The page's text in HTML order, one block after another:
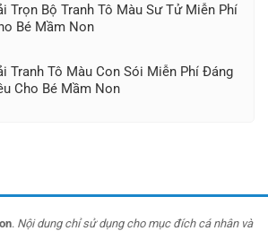
Trọn Bộ Tranh Tô Màu Sư Tử Miễn Phí
Bé Mầm Non
Tranh Tô Màu Con Sói Miễn Phí Đáng
Cho Bé Mầm Non
. Nội dung chỉ sử dụng cho mục đích cá nhân và